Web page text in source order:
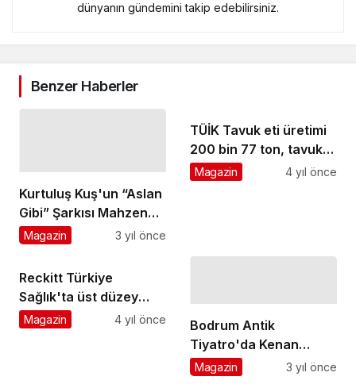
dünyanın gündemini takip edebilirsiniz.
Benzer Haberler
Kurtuluş Kuş'un “Aslan
Gibi” Şarkısı Mahzen
Media Etiketiyle
Magazin 3 yıl önce
TÜİK Tavuk eti üretimi
200 bin 77 ton, tavuk
yumurtası üretimi 1,74
Magazin 4 yıl önce
Reckitt Türkiye
Sağlık'ta üst düzey
atama
Magazin 4 yıl önce
Bodrum Antik
Tiyatro'da Kenan
Doğulu coşkusu
Magazin 3 yıl önce